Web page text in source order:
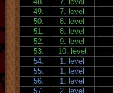
49.
7. level
50.
8. level
51.
8. level
52.
9. level
53.
10. level
54.
1. level
55.
1. level
56.
1. level
57.
2. level